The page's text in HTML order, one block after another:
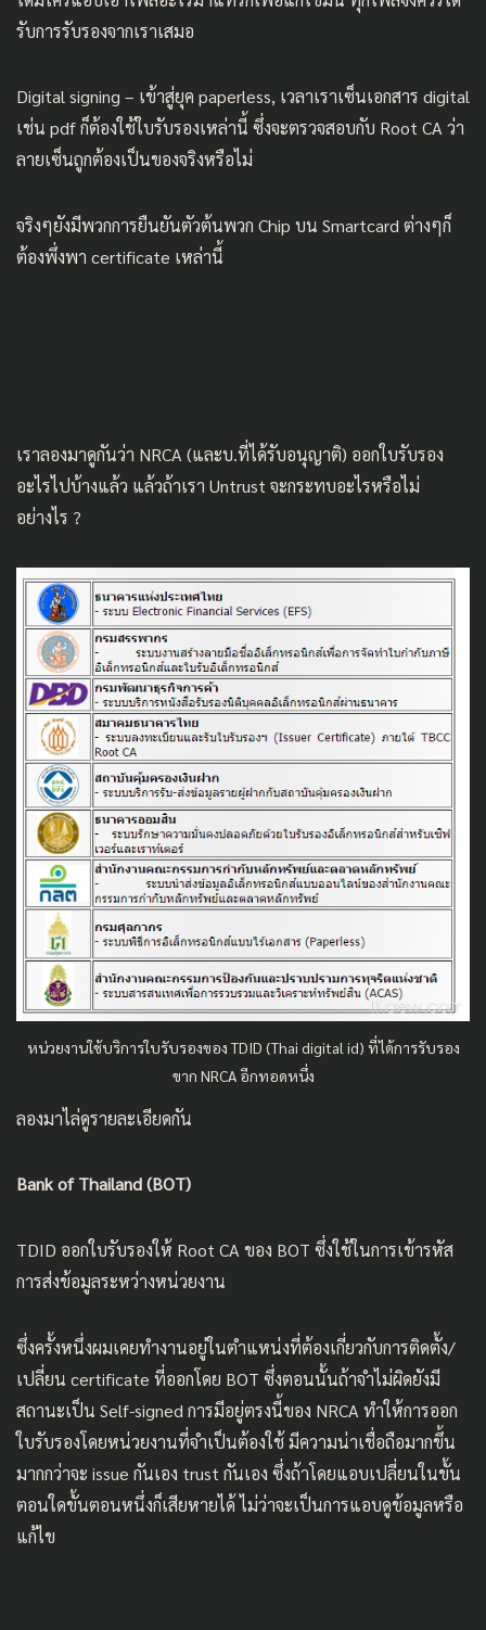
รับการรับรองจากเราเสมอ
Digital signing – เข้าสู่ยุค paperless, เวลาเราเซ็นเอกสาร digital
เช่น pdf ก็ต้องใช้ใบรับรองเหล่านี้ ซึ่งจะตรวจสอบกับ Root CA ว่า
ลายเซ็นถูกต้องเป็นของจริงหรือไม่
จริงๆยังมีพวกการยืนยันตัวต้นพวก Chip บน Smartcard ต่างๆก็
ต้องพึ่งพา certificate เหล่านี้
เราลองมาดูกันว่า NRCA (และบ.ที่ได้รับอนุญาติ) ออกใบรับรอง
อะไรไปบ้างแล้ว แล้วถ้าเรา Untrust จะกระทบอะไรหรือไม่
อย่างไร ?
หน่วยงานใช้บริการใบรับรองของ TDID (Thai digital id) ที่ได้การรับรอง
ขาก NRCA อีกทอดหนึ่ง
ลองมาไล่ดูรายละเอียดกัน
Bank of Thailand (BOT)
TDID ออกใบรับรองให้ Root CA ของ BOT ซึ่งใช้ในการเข้ารหัส
การส่งข้อมูลระหว่างหน่วยงาน
ซึ่งครั้งหนึ่งผมเคยทำงานอยู่ในตำแหน่งที่ต้องเกี่ยวกับการติดตั้ง/
เปลี่ยน certificate ที่ออกโดย BOT ซึ่งตอนนั้นถ้าจำไม่ผิดยังมี
สถานะเป็น Self-signed การมีอยู่ตรงนี้ของ NRCA ทำให้การออก
ใบรับรองโดยหน่วยงานที่จำเป็นต้องใช้ มีความน่าเชื่อถือมากขึ้น
มากกว่าจะ issue กันเอง trust กันเอง ซึ่งถ้าโดยแอบเปลี่ยนในขั้น
ตอนใดขั้นตอนหนึ่งก็เสียหายได้ ไม่ว่าจะเป็นการแอบดูข้อมูลหรือ
แก้ไข